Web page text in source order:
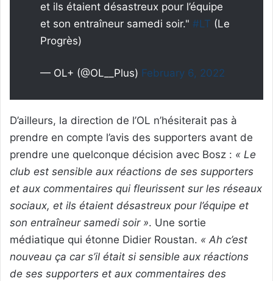
et ils étaient désastreux pour l’équipe
et son entraîneur samedi soir." #LT (Le
Progrès)
— OL+ (@OL__Plus) February 6, 2022
D’ailleurs, la direction de l’OL n’hésiterait pas à
prendre en compte l’avis des supporters avant de
prendre une quelconque décision avec Bosz : « Le
club est sensible aux réactions de ses supporters
et aux commentaires qui fleurissent sur les réseaux
sociaux, et ils étaient désastreux pour l’équipe et
son entraîneur samedi soir ». Une sortie
médiatique qui étonne Didier Roustan. « Ah c’est
nouveau ça car s’il était si sensible aux réactions
de ses supporters et aux commentaires des